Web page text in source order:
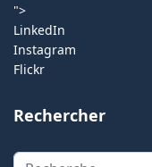
">
LinkedIn
Instagram
Flickr
Rechercher
Rechercher